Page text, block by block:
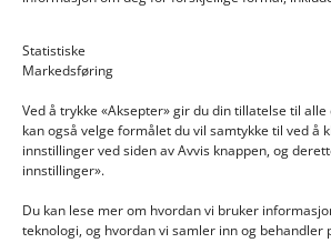
Statistiske
Markedsføring
Ved å trykke «Aksepter» gir du din tillatelse til
kan også velge formålet du vil samtykke til ved å
innstillinger ved siden av Avvis knappen, og
innstillinger».
Du kan lese mer om hvordan vi bruker
teknologi, og hvordan vi samler inn og behandler
INFORMASJON